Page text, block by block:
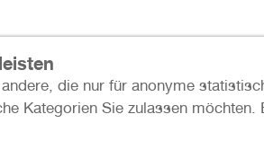
die nur für anonyme
Kategorien Sie zulassen